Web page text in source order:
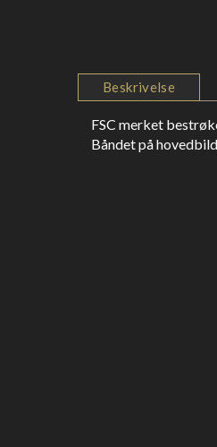
Beskrivelse
FSC merket
Båndet på